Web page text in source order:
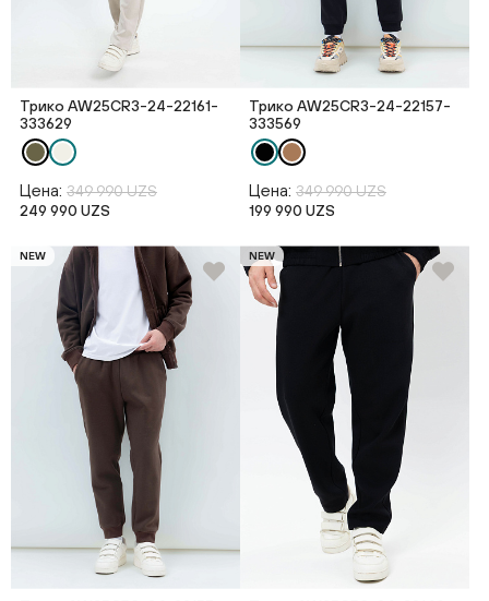
Трико AW25CR3-24-22161-
333629
Цена: 349 990 UZS
249 990 UZS
Трико AW25CR3-24-22157-
333569
Цена: 349 990 UZS
199 990 UZS
NEW NEW